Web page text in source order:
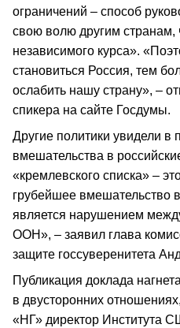
ограничений – способ
свою волю другим странам,
независимого курса».
становиться Россия, тем
ослабить нашу страну», –
спикера на сайте Госдумы.
Другие политики увидели в
вмешательства в
«кремлевского списка» –
грубейшее вмешательство
является нарушением
ООН», – заявил глава
защите госсуверенитета
Публикация доклада
в двусторонних
«НГ» директор Института